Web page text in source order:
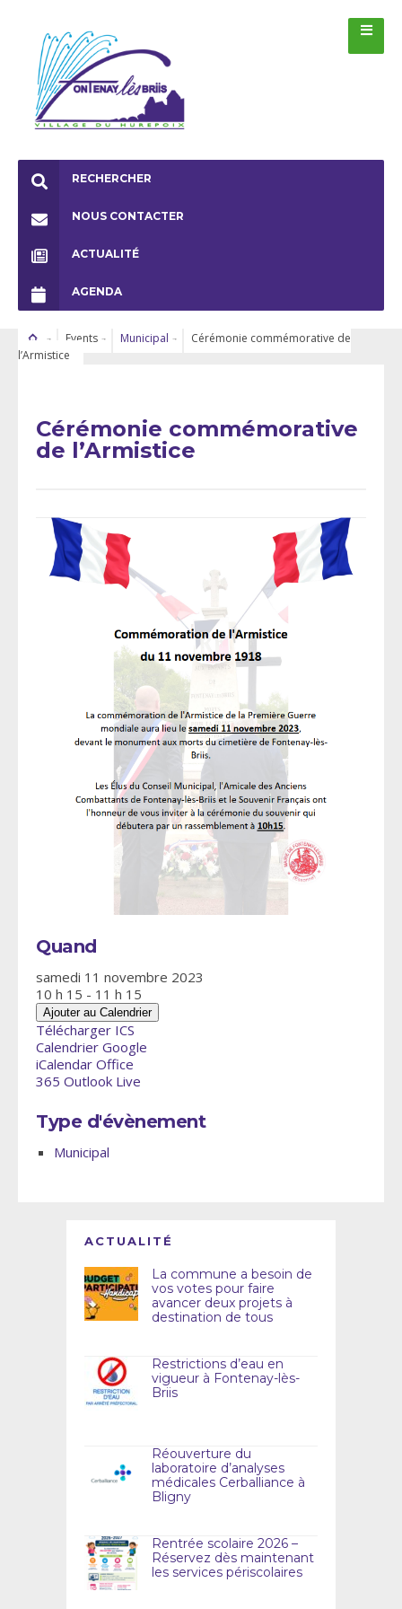
RECHERCHER
NOUS CONTACTER
ACTUALITÉ
AGENDA
Events Municipal
Cérémonie commémorative de
l’Armistice
Cérémonie commémorative
de l’Armistice
Quand
samedi 11 novembre 2023
10 h 15 - 11 h 15
Ajouter au Calendrier
Télécharger ICS
Calendrier Google
iCalendar Office
365 Outlook Live
Type d'évènement
Municipal
ACTUALITÉ
La commune a besoin de
vos votes pour faire
avancer deux projets à
destination de tous
Restrictions d’eau en
vigueur à Fontenay-lès-
Briis
Réouverture du
laboratoire d’analyses
médicales Cerballiance à
Bligny
Rentrée scolaire 2026 –
Réservez dès maintenant
les services périscolaires